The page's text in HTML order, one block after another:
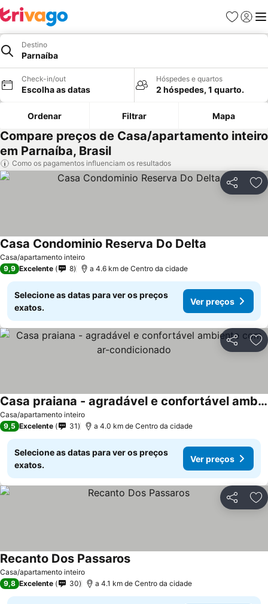
Favoritos
Iniciar
Destino
Parnaíba
Check-in/out
Escolha as datas
Hóspedes e quartos
2 hóspedes, 1 quarto.
Ordenar Filtrar Mapa
Compare preços de Casa/apartamento inteiro
em Parnaíba, Brasil
Como os pagamentos influenciam os resultados
Partilhar
Casa/apartamento inteiro
Casa Condominio Reserva Do Delta
9,9 Excelente 8 a 4.6 km de Centro da cidade
Selecione as datas para ver os preços
exatos.
Ver preços
Partilhar
Casa/apartamento inteiro
Casa praiana - agradável e confortável ambiente com ar-condicionado
9,5 Excelente 31 a 4.0 km de Centro da cidade
Selecione as datas para ver os preços
exatos.
Ver preços
Partilhar
Casa/apartamento inteiro
Recanto Dos Passaros
9,8 Excelente 30 a 4.1 km de Centro da cidade